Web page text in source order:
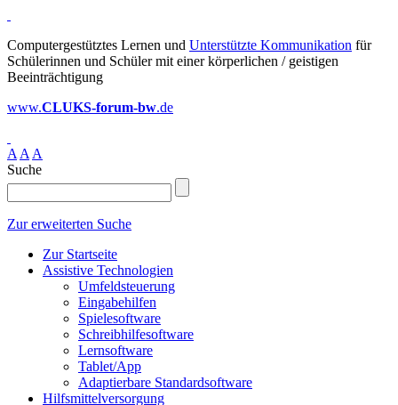
Computergestütztes Lernen und Unterstützte Kommunikation für
Schülerinnen und Schüler mit einer körperlichen / geistigen
Beeinträchtigung
www.CLUKS-forum-bw.de
A A A
Suche
Zur erweiterten Suche
Zur Startseite
Assistive Technologien
Umfeldsteuerung
Eingabehilfen
Spielesoftware
Schreibhilfesoftware
Lernsoftware
Tablet/App
Adaptierbare Standardsoftware
Hilfsmittelversorgung